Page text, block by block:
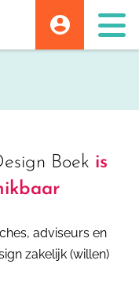
Boek is
adviseurs en
zakelijk (willen)